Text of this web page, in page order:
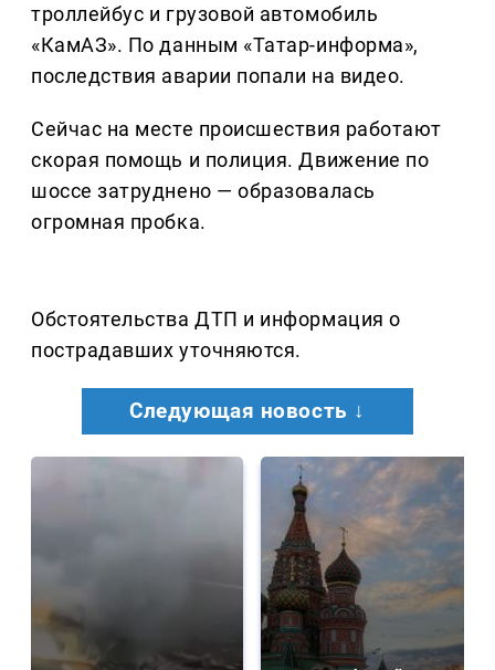
троллейбус и грузовой автомобиль
«КамАЗ». По данным «Татар-информа»,
последствия аварии попали на видео.
Сейчас на месте происшествия работают
скорая помощь и полиция. Движение по
шоссе затруднено — образовалась
огромная пробка.
Обстоятельства ДТП и информация о
пострадавших уточняются.
Следующая новость ↓